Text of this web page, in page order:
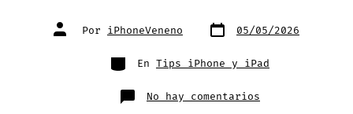
Autor
de Por iPhoneVeneno Fecha
de 05/05/2026
Categorías
En Tips iPhone y iPad
No hay comentarios
¿Tu